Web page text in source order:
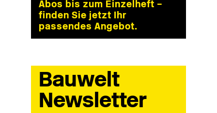
Abos bis zum Einzelheft –
finden Sie jetzt Ihr
passendes Angebot.
Bauwelt
Newsletter